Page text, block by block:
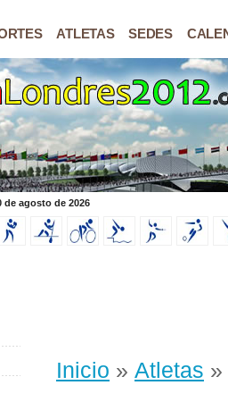
ATLETAS SEDES
de agosto de 2026
Inicio » Atletas »